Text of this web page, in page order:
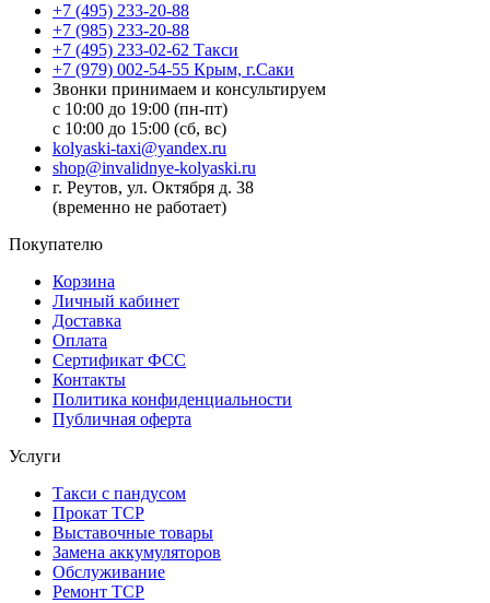
+7 (495) 233-20-88
+7 (985) 233-20-88
+7 (495) 233-02-62 Такси
+7 (979) 002-54-55 Крым, г.Саки
Звонки принимаем и консультируем
с 10:00 до 19:00 (пн-пт)
с 10:00 до 15:00 (сб, вс)
kolyaski-taxi@yandex.ru
shop@invalidnye-kolyaski.ru
г. Реутов, ул. Октября д. 38
(временно не работает)
Покупателю
Корзина
Личный кабинет
Доставка
Оплата
Сертификат ФСС
Контакты
Политика конфиденциальности
Публичная оферта
Услуги
Такси с пандусом
Прокат ТСР
Выставочные товары
Замена аккумуляторов
Обслуживание
Ремонт ТСР